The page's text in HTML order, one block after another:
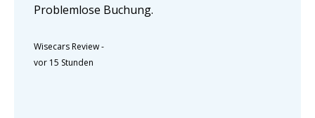
Problemlose Buchung.
Wisecars Review-
vor 15 Stunden